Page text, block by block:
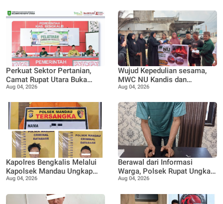
Perkuat Sektor Pertanian,
Camat Rupat Utara Buka
Pelatihan Budidaya dan
Pertanian di Desa Teluk Rhu
Aug 04, 2026
Wujud Kepedulian sesama,
MWC NU Kandis dan
Muslimat NU Kandis
musibah kebakaran
Aug 04, 2026
Kapolres Bengkalis Melalui
Kapolsek Mandau Ungkap
Kasus Penyalahgunaan
Orang Diamankan
Aug 04, 2026
Berawal dari Informasi
Warga, Polsek Rupat Ungkap
Kasus Sabu dan Amankan
Aug 04, 2026